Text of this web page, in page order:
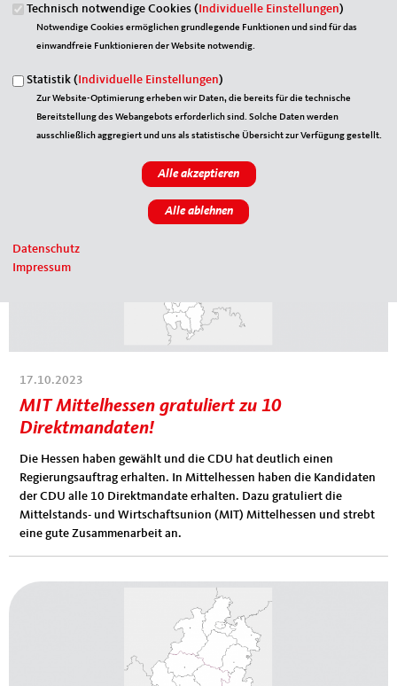
Lieferkettensorgfaltspflichtengesetz. Ziel dieses Gesetzes ist es,
den Schutz von Umwelt- und Menschenrechten entlang der
globalen Lieferkette zu gewährleisten. Unternehmen, die im
Ausland Vorleistungsgüter oder Fertigerzeugnisse beschaffen,
müssen die Verantwortung für ihre Zulieferer übernehmen.
17.10.2023
MIT Mittelhessen gratuliert zu 10
Direktmandaten!
Die Hessen haben gewählt und die CDU hat deutlich einen
Regierungsauftrag erhalten. In Mittelhessen haben die Kandidaten
der CDU alle 10 Direktmandate erhalten. Dazu gratuliert die
Mittelstands- und Wirtschaftsunion (MIT) Mittelhessen und strebt
eine gute Zusammenarbeit an.
Technisch notwendige Cookies ( Individuelle Einstellungen)
Notwendige Cookies ermöglichen grundlegende Funktionen und sind für das
einwandfreie Funktionieren der Website notwendig.
Statistik ( Individuelle Einstellungen)
Zur Website-Optimierung erheben wir Daten, die bereits für die technische
Bereitstellung des Webangebots erforderlich sind. Solche Daten werden
ausschließlich aggregiert und uns als statistische Übersicht zur Verfügung gestellt.
Datenschutz
Impressum